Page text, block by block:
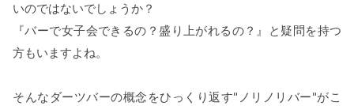
いのではないでしょうか？
『バーで女子会できるの？盛り上がれるの？』と疑問を持つ
方もいますよね。
そんなダーツバーの概念をひっくり返す"ノリノリバー"がこ